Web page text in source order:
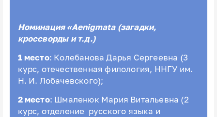
Номинация «Aenigmata (загадки,
кроссворды и т.д.)
1 место: Колебанова Дарья Сергеевна (3
курс, отечественная филология, ННГУ им.
Н. И. Лобачевского);
2 место: Шмаленюк Мария Витальевна (2
курс, отделение русского языка и